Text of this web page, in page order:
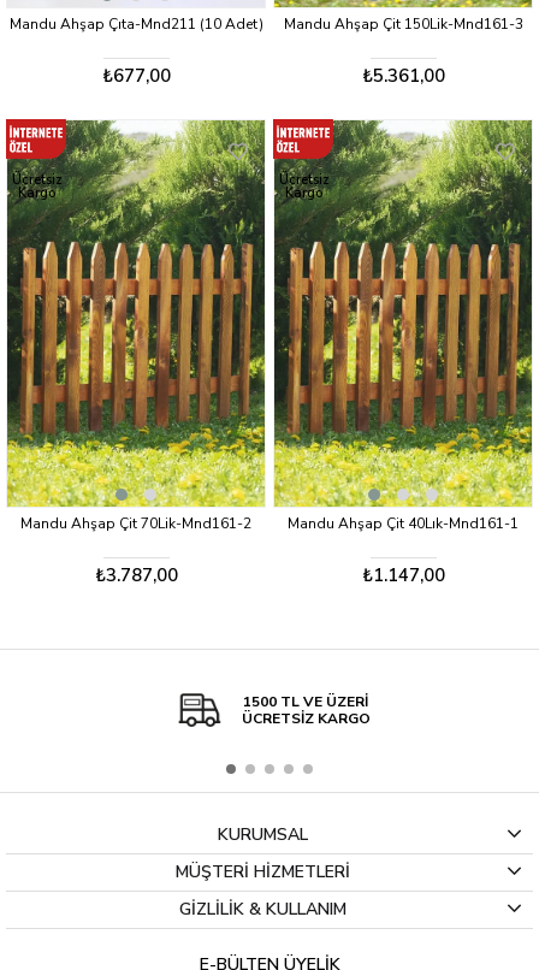
Mandu Ahşap Çıta-Mnd211 (10 Adet)
₺677,00
Mandu Ahşap Çit 150Lik-Mnd161-3
₺5.361,00
Mandu Ahşap Çit 70Lik-Mnd161-2
₺3.787,00
Ücretsiz
Kargo
Mandu Ahşap Çit 40Lık-Mnd161-1
₺1.147,00
Ücretsiz
Kargo
1500 TL VE ÜZERİ
ÜCRETSİZ KARGO
KURUMSAL
MÜŞTERİ HİZMETLERİ
GİZLİLİK & KULLANIM
E-BÜLTEN ÜYELİK